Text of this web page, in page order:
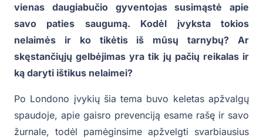
vienas daugiabučio gyventojas susimąstė apie
savo paties saugumą. Kodėl įvyksta tokios
nelaimės ir ko tikėtis iš mūsų tarnybų? Ar
skęstančiųjų gelbėjimas yra tik jų pačių reikalas ir
ką daryti ištikus nelaimei?
Po Londono įvykių šia tema buvo keletas apžvalgų
spaudoje, apie gaisro prevenciją esame rašę ir savo
žurnale, todėl pamėginsime apžvelgti svarbiausius